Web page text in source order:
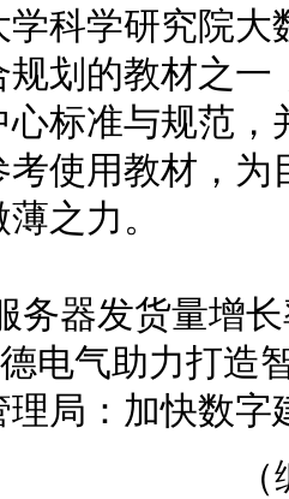
科学研究院
划的教材之
标准与规范
使用教材，
之力。
务器发货量增
电气助力打造
局：加快数字